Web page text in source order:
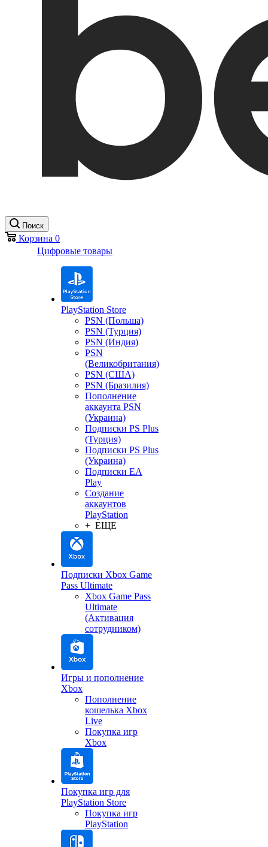
Поиск
Корзина 0
Цифровые товары
PlayStation Store
PSN (Польша)
PSN (Турция)
PSN (Индия)
PSN
(Великобритания)
PSN (США)
PSN (Бразилия)
Пополнение
аккаунта PSN
(Украина)
Подписки PS Plus
(Турция)
Подписки PS Plus
(Украина)
Подписки EA
Play
Создание
аккаунтов
PlayStation
+ ЕЩЕ
Подписки Xbox Game
Pass Ultimate
Xbox Game Pass
Ultimate
(Активация
сотрудником)
Игры и пополнение
Xbox
Пополнение
кошелька Xbox
Live
Покупка игр
Xbox
Покупка игр для
PlayStation Store
Покупка игр
PlayStation